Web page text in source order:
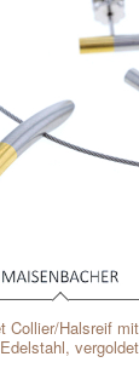
Collier/Halsreif mit
vergoldet